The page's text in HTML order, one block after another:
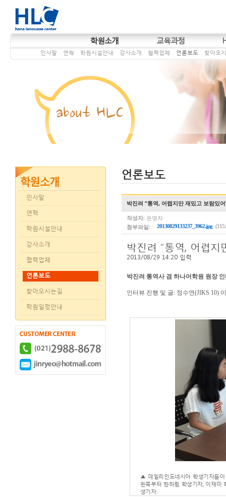
학원소개 교육과정
인사말 연혁 학원시설안내 강사소개 협력업체 언론보도 찾아오
인사말
연혁
학원시설안내
강사소개
협력업체
언론보도
찾아오시는길
학원일정안내
언론보도
박진려 “통역, 어렵지만 재밌고 보람있
작성자: 운영자
첨부파일:
20130829133237_3962.jpg
박진려 “통역, 어렵지
2013/08/29 14:20 입력
박진려 통역사 겸 하나어학원 원장
인터뷰 진행 및 글: 정수연(JIKS 10)
▲ 데일리인도네시아 학생기자들
왼쪽부터 한하림 학생기자, 이재미
생기자.